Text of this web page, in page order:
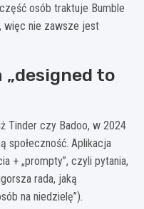
osób traktuje Bumble
więc nie zawsze jest
„designed to
Tinder czy Badoo, w 2024
społeczność. Aplikacja
+ „prompty”, czyli pytania,
rada, jaką
na niedzielę”).